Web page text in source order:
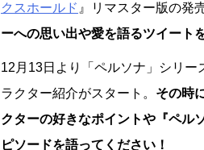
クスホールド 』リマスター版の発
ーへの思い出や愛を語るツイート
12月13日より「ペルソナ」シリー
ラクター紹介がスタート。 その時
クターの好きなポイントや『ペル
ピソードを語ってください！